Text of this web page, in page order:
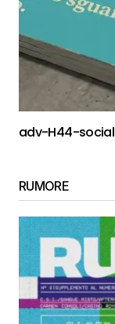
adv-H44-social
RUMORE